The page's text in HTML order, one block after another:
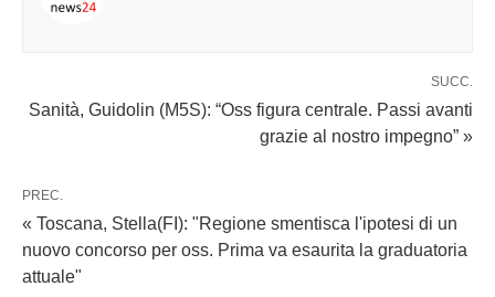
SUCC.
Sanità, Guidolin (M5S): “Oss figura centrale. Passi avanti
grazie al nostro impegno” »
PREC.
« Toscana, Stella(FI): "Regione smentisca l'ipotesi di un
nuovo concorso per oss. Prima va esaurita la graduatoria
attuale"